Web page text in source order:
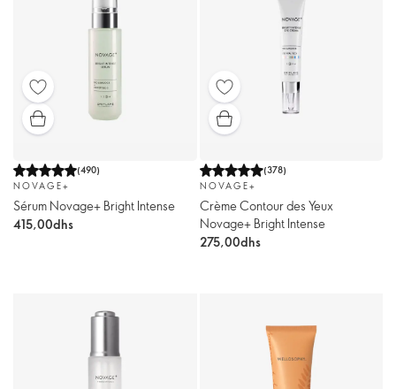
(490)
NOVAGE+
Sérum Novage+ Bright Intense
415,00dhs
(378)
NOVAGE+
Crème Contour des Yeux
Novage+ Bright Intense
275,00dhs